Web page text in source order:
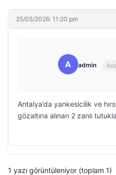
25/05/2026: 11:20 pm
A admin
Antalya’da yankesicilik ve
gözaltına alınan 2 zanlı
1 yazı görüntüleniyor (toplam 1)